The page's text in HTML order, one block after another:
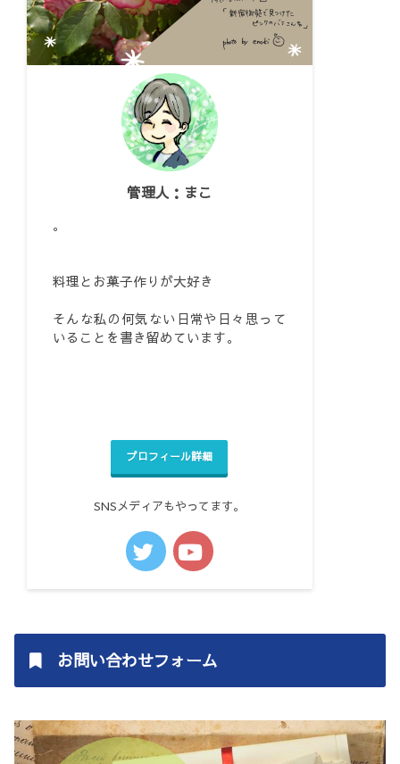
管理人：まこ
。
料理とお菓子作りが大好き
そんな私の何気ない日常や日々思って
いることを書き留めています。
プロフィール詳細
SNSメディアもやってます。
お問い合わせフォーム